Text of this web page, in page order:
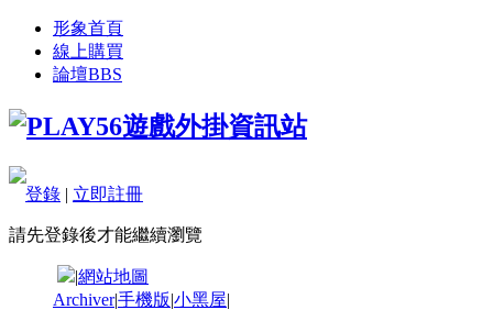
形象首頁
線上購買
論壇BBS
登錄 | 立即註冊
請先登錄後才能繼續瀏覽
|網站地圖
Archiver|手機版|小黑屋|